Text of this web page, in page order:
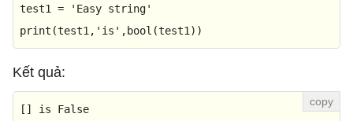
test1 =
'Easy string'
print (test1, 'is' , bool (test1))
Kết quả:
[] is
False